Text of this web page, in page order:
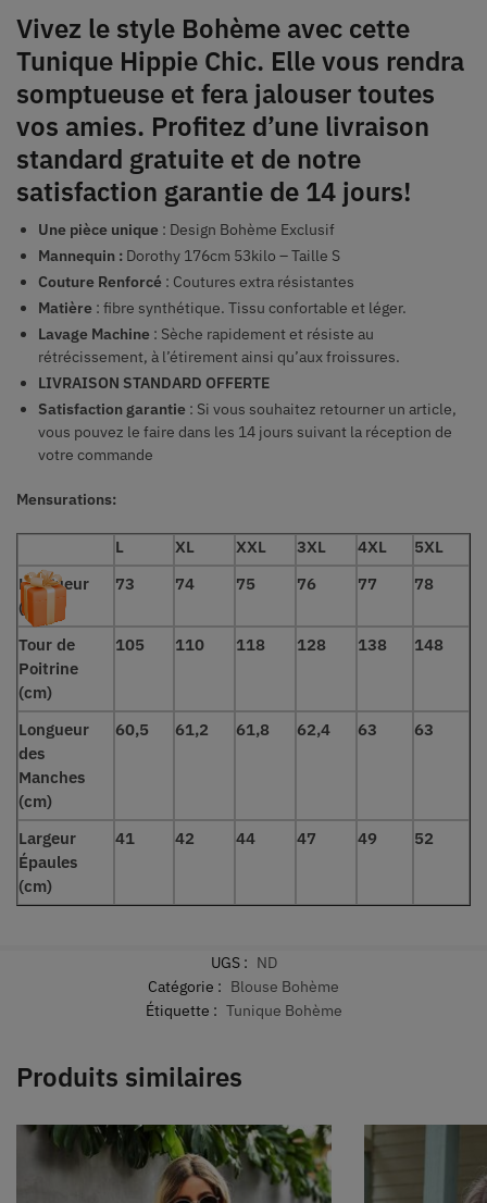
Vivez le style Bohème avec cette
Tunique Hippie Chic. Elle vous rendra
somptueuse et fera jalouser toutes
vos amies. Profitez d’une livraison
standard gratuite et de notre
satisfaction garantie de 14 jours!
Une pièce unique : Design Bohème Exclusif
Mannequin : Dorothy 176cm 53kilo – Taille S
Couture Renforcé : Coutures extra résistantes
Matière : fibre synthétique. Tissu confortable et léger.
Lavage Machine : Sèche rapidement et résiste au
rétrécissement, à l’étirement ainsi qu’aux froissures.
LIVRAISON STANDARD OFFERTE
Satisfaction garantie : Si vous souhaitez retourner un article,
vous pouvez le faire dans les 14 jours suivant la réception de
votre commande
Mensurations:
L XL XXL 3XL 4XL
5XL
Longueur
(cm)
73 74 75 76 77 78
Tour de
Poitrine
(cm)
105 110 118 128 138 148
Longueur
des
Manches
(cm)
60,5 61,2 61,8 62,4 63 63
Largeur
Épaules
(cm)
41 42 44 47 49 52
UGS : ND
Catégorie : Blouse Bohème
Étiquette : Tunique Bohème
Produits similaires